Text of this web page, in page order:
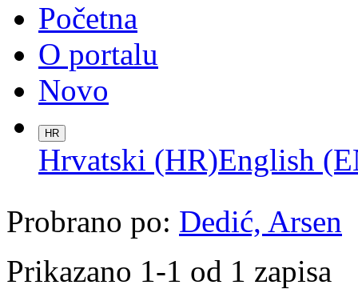
Početna
O portalu
Novo
HR
Hrvatski (HR)English
Probrano po: Dedić, Arsen
Prikazano 1-1 od 1 zapisa